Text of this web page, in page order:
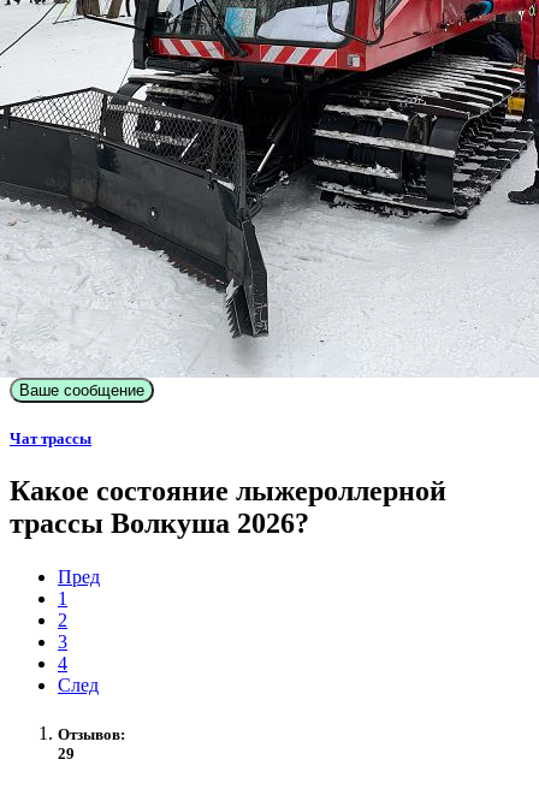
Ваше сообщение
Чат трассы
Какое состояние лыжероллерной
трассы Волкуша 2026?
Пред
1
2
3
4
След
Отзывов:
29